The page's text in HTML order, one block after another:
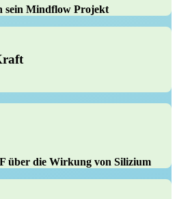
sein Mindflow Projekt
über die Wirkung von Silizium